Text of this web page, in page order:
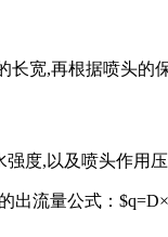
长宽,再根据喷头的
度,以及喷头作用压
出流量公式：